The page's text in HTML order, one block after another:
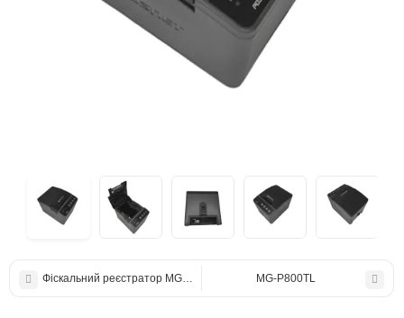
Фіскальний реєстратор MG-N707 TS MG-P800TL